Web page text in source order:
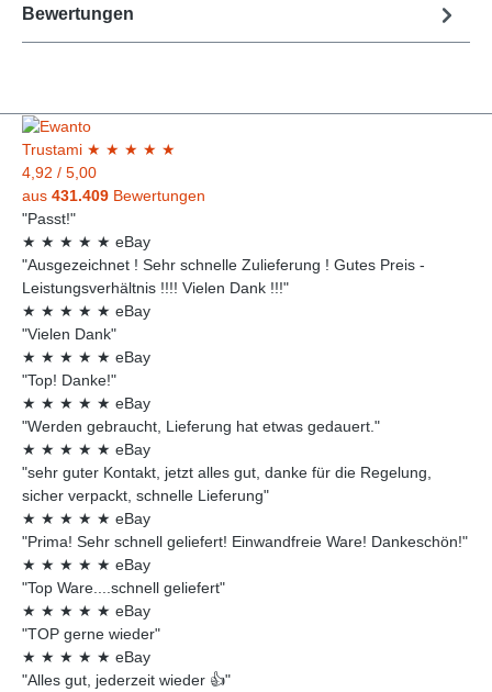
Bewertungen
Trustami ★ ★ ★ ★ ★
4,92 / 5,00
aus 431.409 Bewertungen
"Passt!"
★ ★ ★ ★ ★ eBay
"Ausgezeichnet ! Sehr schnelle Zulieferung ! Gutes Preis -
Leistungsverhältnis !!!! Vielen Dank !!!"
★ ★ ★ ★ ★ eBay
"Vielen Dank"
★ ★ ★ ★ ★ eBay
"Top! Danke!"
★ ★ ★ ★ ★ eBay
"Werden gebraucht, Lieferung hat etwas gedauert."
★ ★ ★ ★ ★ eBay
"sehr guter Kontakt, jetzt alles gut, danke für die Regelung,
sicher verpackt, schnelle Lieferung"
★ ★ ★ ★ ★ eBay
"Prima! Sehr schnell geliefert! Einwandfreie Ware! Dankeschön!"
★ ★ ★ ★ ★ eBay
"Top Ware....schnell geliefert"
★ ★ ★ ★ ★ eBay
"TOP gerne wieder"
★ ★ ★ ★ ★ eBay
"Alles gut, jederzeit wieder 👍"